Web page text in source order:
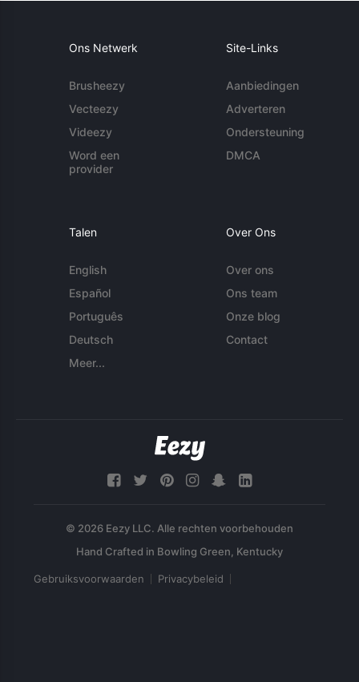
Ons Netwerk
Brusheezy
Vecteezy
Videezy
Word een
provider
Site-Links
Aanbiedingen
Adverteren
Ondersteuning
DMCA
Talen
English
Español
Português
Deutsch
Meer...
Over Ons
Over ons
Ons team
Onze blog
Contact
© 2026 Eezy LLC. Alle rechten voorbehouden
Gebruiksvoorwaarden Privacybeleid